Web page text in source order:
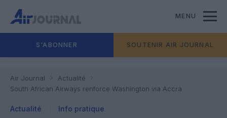
MENU
S'ABONNER SOUTENIR AIR JOURNAL
Air Journal
Actualité
South African Airways renforce Washington via Accra
Actualité Info pratique